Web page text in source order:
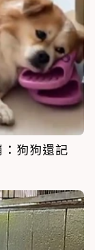
狗狗還記